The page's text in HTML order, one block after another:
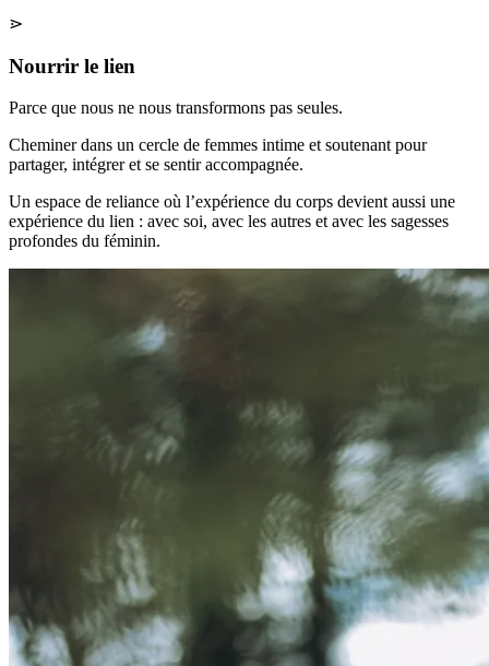
⋗
Nourrir le lien
Parce que nous ne nous transformons pas seules.
Cheminer dans un cercle de femmes intime et soutenant pour
partager, intégrer et se sentir accompagnée.
Un espace de reliance où l’expérience du corps devient aussi une
expérience du lien : avec soi, avec les autres et avec les sagesses
profondes du féminin.